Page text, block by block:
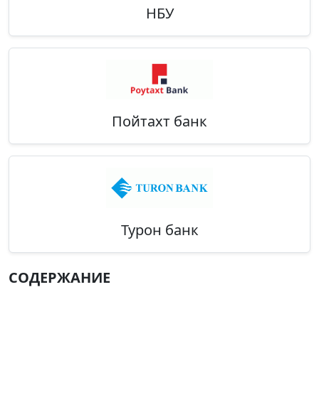
НБУ
Пойтахт банк
Турон банк
СОДЕРЖАНИЕ